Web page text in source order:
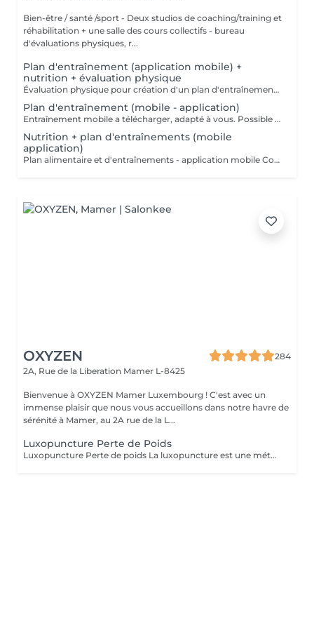
Bien-être / santé /sport - Deux studios de coaching/training et
réhabilitation + une salle des cours collectifs - bureau
d'évaluations physiques, r...
Plan d'entraînement (application mobile) +
nutrition + évaluation physique
Évaluation physique pour création d'un plan d'entraînement et alimentaire (application mobile a télécharger) VALABLE 1 MOIS!!! +00352 691 60 25 60 (whatsapp) ou clinic.coach@lilianamendes.eu
Plan d'entraînement (mobile - application)
Entraînement mobile a télécharger, adapté à vous. Possible de faire a la maison ou dans an outre fitness Explications en vidéo de chaque movements de votre Entraînement Tous les coordonnées donnés par téléphone pour réalisation de votre programme d'entraînement personnalisé (questionnaire) VALABLE 1 MOIS !!! CONTACTEZ NOUS +691 60 26 60 ou clinic.coach@lilianamendes.eu
Nutrition + plan d'entraînements (mobile
application)
Plan alimentaire et d'entraînements - application mobile Coordonnées donné par téléphone pour élaboration d'un programme d'alimentation et alimentaire personnalisé (questionnaire) VALABLE POUR 1 MOIS !!! CONTACTEZ NOUS - +352 691 60 25 60 ( whatsapp) ou clinic.coach@lilianamendes.eu
OXYZEN
284
2A, Rue de la Liberation Mamer L-8425
Bienvenue à OXYZEN Mamer Luxembourg ! C'est avec un
immense plaisir que nous vous accueillons dans notre havre de
sérénité à Mamer, au 2A rue de la L...
Luxopuncture Perte de Poids
Luxopuncture Perte de poids La luxopuncture est une méthode douce et non invasive qui aide à réguler l'appétit, réduire les fringales et rééquilibrer le métabolisme. Idéale pour accompagner une perte de poids progressive, elle agit également sur le stress et les compulsions alimentaires. Chaque séance est adaptée à vos besoins afin de vous accompagner en douceur vers un meilleur équilibre et des résultats durables. Un accompagnement naturel pour retrouver légèreté, équilibre et bien-être au quotidien.